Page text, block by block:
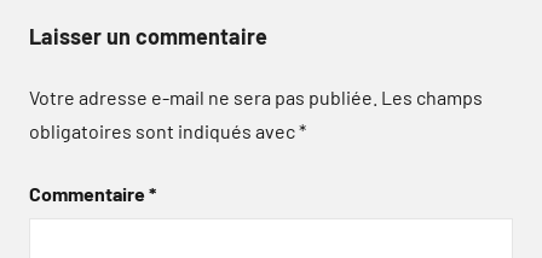
Laisser un commentaire
Votre adresse e-mail ne sera pas publiée. Les champs
obligatoires sont indiqués avec*
Commentaire*